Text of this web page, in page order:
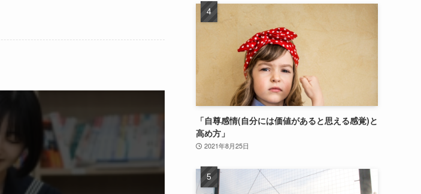
「自尊感情(自分には価値があると思える感覚)と
高め方」
2021年8月25日